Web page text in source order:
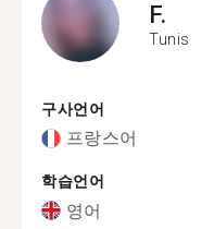
F.
Tunis
구사언어
프랑스어
학습언어
영어